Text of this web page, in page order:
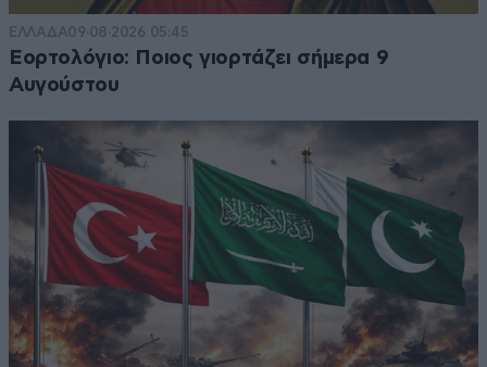
ΕΛΛΑΔΑ09·08·2026 05:45
Εορτολόγιο: Ποιος γιορτάζει σήμερα 9
Αυγούστου